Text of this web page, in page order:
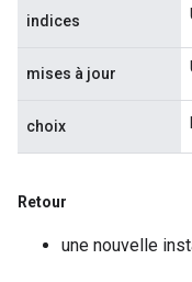
indices
mises à jour
choix
Retour
une nouvelle